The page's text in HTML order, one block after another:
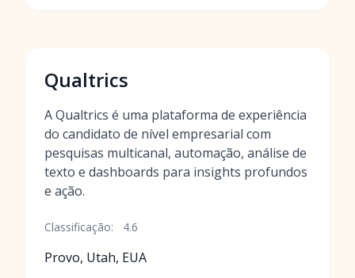
Qualtrics
A Qualtrics é uma plataforma de experiência
do candidato de nível empresarial com
pesquisas multicanal, automação, análise de
texto e dashboards para insights profundos
e ação.
Classificação: 4.6
Provo, Utah, EUA